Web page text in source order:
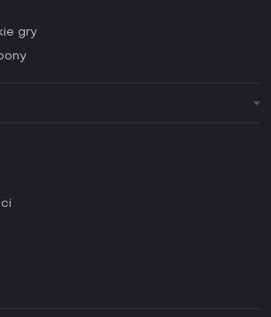
gry
Steam (CD Key)?
Epic Games (CD Key)?
GOG (CD Key)?
Ubisoft Connect (CD Key)?